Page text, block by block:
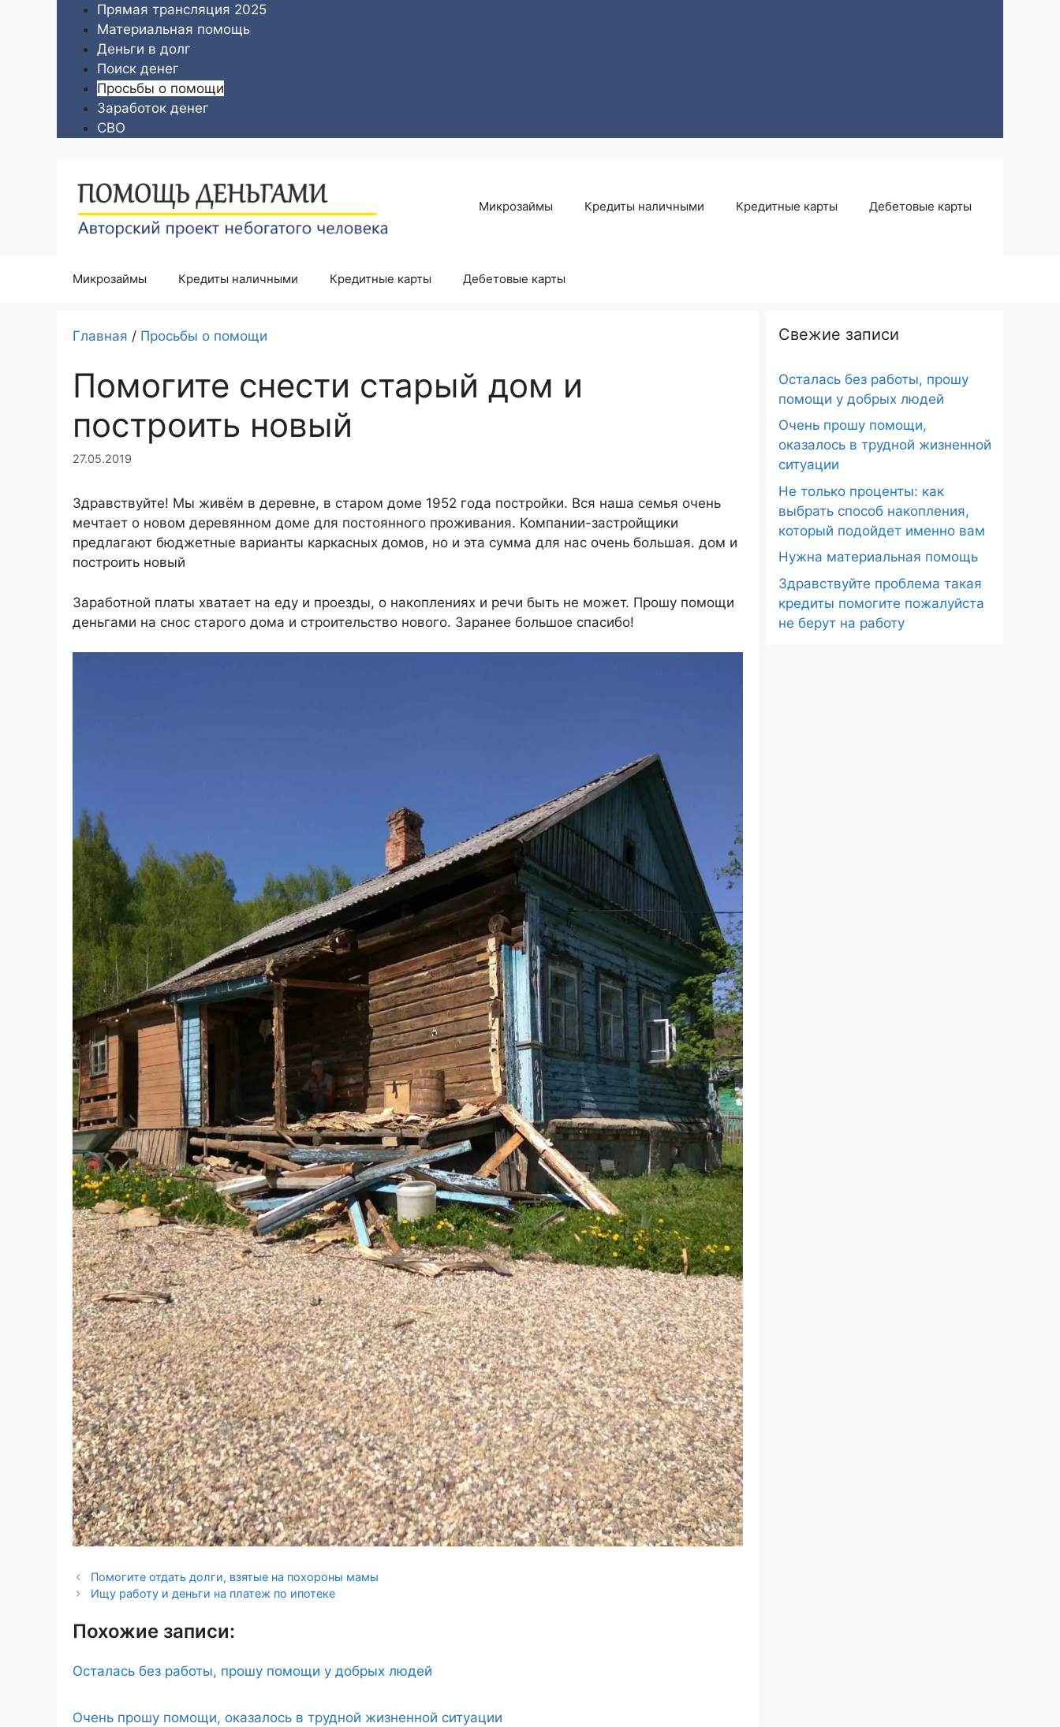
содержимому
Прямая трансляция 2025
Материальная помощь
Деньги в долг
Поиск денег
Просьбы о помощи
Заработок денег
СВО
Микрозаймы Кредиты наличными Кредитные карты Дебетовые карты
Микрозаймы Кредиты наличными Кредитные карты Дебетовые карты
Главная / Просьбы о помощи
Помогите снести старый дом и
построить новый
27.05.2019
Здравствуйте! Мы живём в деревне, в старом доме 1952 года постройки. Вся наша семья очень
мечтает о новом деревянном доме для постоянного проживания. Компании-застройщики
предлагают бюджетные варианты каркасных домов, но и эта сумма для нас очень большая. дом и
построить новый
Заработной платы хватает на еду и проезды, о накоплениях и речи быть не может. Прошу помощи
деньгами на снос старого дома и строительство нового. Заранее большое спасибо!
Помогите отдать долги, взятые на похороны мамы
Ищу работу и деньги на платеж по ипотеке
Похожие записи:
Осталась без работы, прошу помощи у добрых людей
Очень прошу помощи, оказалось в трудной жизненной ситуации
Свежие записи
Осталась без работы, прошу
помощи у добрых людей
Очень прошу помощи,
оказалось в трудной жизненной
ситуации
Не только проценты: как
выбрать способ накопления,
который подойдет именно вам
Нужна материальная помощь
Здравствуйте проблема такая
кредиты помогите пожалуйста
не берут на работу